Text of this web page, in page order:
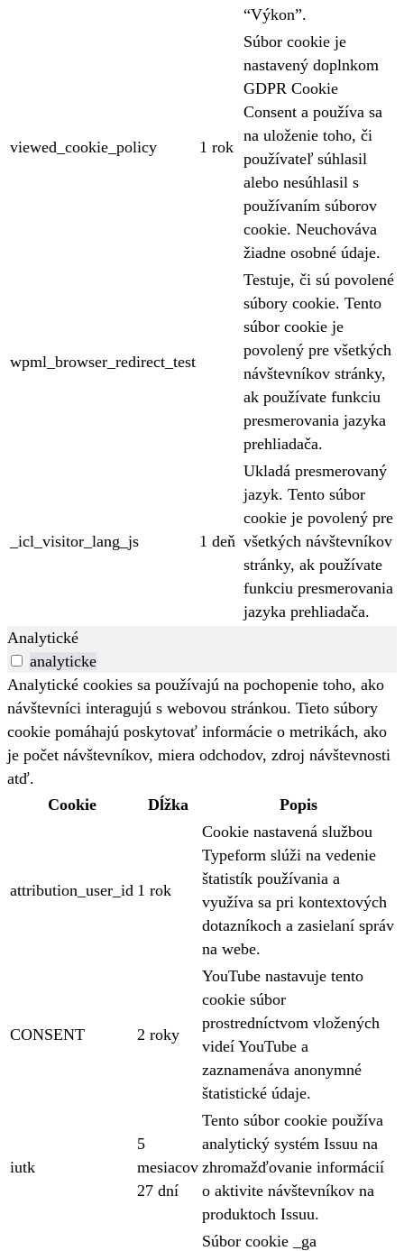
“Výkon”.
viewed_cookie_policy 1 rok
Súbor cookie je
nastavený doplnkom
GDPR Cookie
Consent a používa sa
na uloženie toho, či
používateľ súhlasil
alebo nesúhlasil s
používaním súborov
cookie. Neuchováva
žiadne osobné údaje.
wpml_browser_redirect_test
Testuje, či sú povolené
súbory cookie. Tento
súbor cookie je
povolený pre všetkých
návštevníkov stránky,
ak používate funkciu
presmerovania jazyka
prehliadača.
_icl_visitor_lang_js 1 deň
Ukladá presmerovaný
jazyk. Tento súbor
cookie je povolený pre
všetkých návštevníkov
stránky, ak používate
funkciu presmerovania
jazyka prehliadača.
Analytické
analyticke
Analytické cookies sa používajú na pochopenie toho, ako
návštevníci interagujú s webovou stránkou. Tieto súbory
cookie pomáhajú poskytovať informácie o metrikách, ako
je počet návštevníkov, miera odchodov, zdroj návštevnosti
atď.
Cookie
Dĺžka Popis
attribution_user_id 1 rok
Cookie nastavená službou
Typeform slúži na vedenie
štatistík používania a
využíva sa pri kontextových
dotazníkoch a zasielaní správ
na webe.
CONSENT 2 roky
YouTube nastavuje tento
cookie súbor
prostredníctvom vložených
videí YouTube a
zaznamenáva anonymné
štatistické údaje.
iutk
5
mesiacov
27 dní
Tento súbor cookie používa
analytický systém Issuu na
zhromažďovanie informácií
o aktivite návštevníkov na
produktoch Issuu.
Súbor cookie _ga